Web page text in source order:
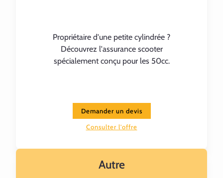
Propriétaire d'une petite cylindrée ?
Découvrez l'assurance scooter
spécialement conçu pour les 50cc.
Demander un devis
Consulter l'offre
Autre